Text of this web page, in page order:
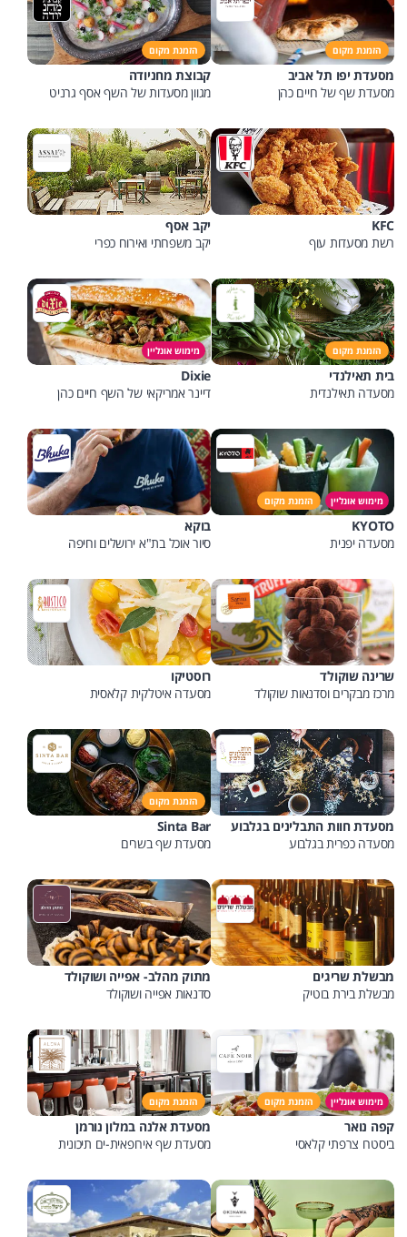
הזמנת מקום
מסעדת יפו תל אביב
מסעדת שף של חיים כהן
הזמנת מקום
קבוצת מחניודה
מגוון מסעדות של השף אסף גרניט
KFC
רשת מסעדות עוף
יקב אסף
יקב משפחתי ואירוח כפרי
הזמנת מקום
בית תאילנדי
מסעדה תאילנדית
מימוש אונליין
Dixie
דיינר אמריקאי של השף חיים כהן
מימוש אונליין הזמנת מקום
KYOTO
מסעדה יפנית
בוקא
סיור אוכל בת"א ירושלים וחיפה
שרינה שוקולד
מרכז מבקרים וסדנאות שוקולד
רוסטיקו
מסעדה איטלקית קלאסית
מסעדת חוות התבלינים בגלבוע
מסעדה כפרית בגלבוע
הזמנת מקום
Sinta Bar
מסעדת שף בשרים
מבשלת שריגים
מבשלת בירת בוטיק
מתוק מהלב- אפייה ושוקולד
סדנאות אפייה ושוקולד
מימוש אונליין הזמנת מקום
קפה נואר
ביסטרו צרפתי קלאסי
הזמנת מקום
מסעדת אלנה במלון נורמן
מסעדת שף אירופאית-ים תיכונית